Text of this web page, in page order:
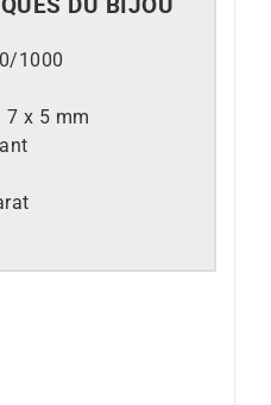
DU BIJOU
1000
7 x 5 mm